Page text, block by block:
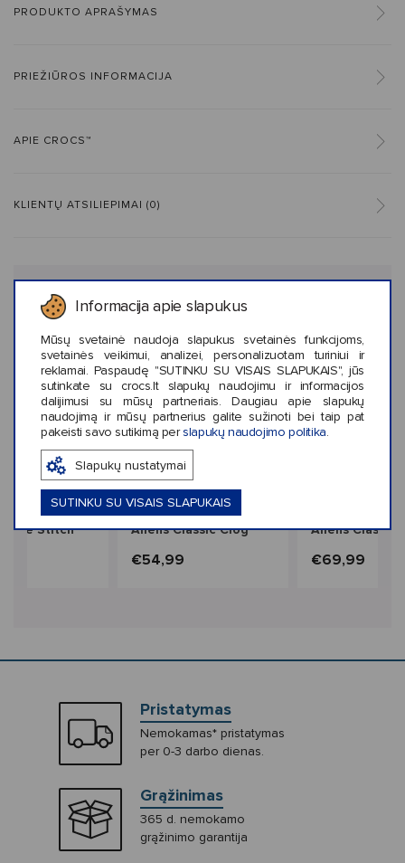
Informacija apie slapukus
Mūsų svetainė naudoja slapukus svetainės funkcijoms,
svetainės veikimui, analizei, personalizuotam turiniui ir
reklamai. Paspaudę "SUTINKU SU VISAIS SLAPUKAIS", jūs
sutinkate su crocs.lt slapukų naudojimu ir informacijos
dalijimusi su mūsų partneriais. Daugiau apie slapukų
naudojimą ir mūsų partnerius galite sužinoti bei taip pat
pakeisti savo sutikimą per slapukų naudojimo politika.
Slapukų nustatymai
SUTINKU SU VISAIS SLAPUKAIS
PRODUKTO APRAŠYMAS
PRIEŽIŪROS INFORMACIJA
APIE CROCS™
KLIENTŲ ATSILIEPIMAI (0)
Panašaus stiliaus prekės
Crafted
Stitch
Naujiena
Spalvų kiekis: 1
Crocs™ Toy Story
Aliens Classic Clog
€54,99
Aliens Classic
€69,99
‹
Pristatymas
Nemokamas* pristatymas
per 0-3 darbo dienas.
Grąžinimas
365 d. nemokamo
grąžinimo garantija